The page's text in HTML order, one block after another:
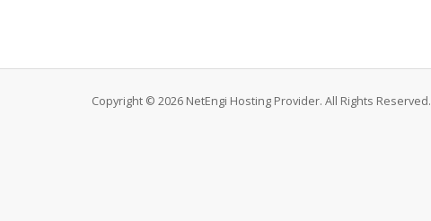
Copyright © 2026 NetEngi Hosting Provider. All Rights Reserved.